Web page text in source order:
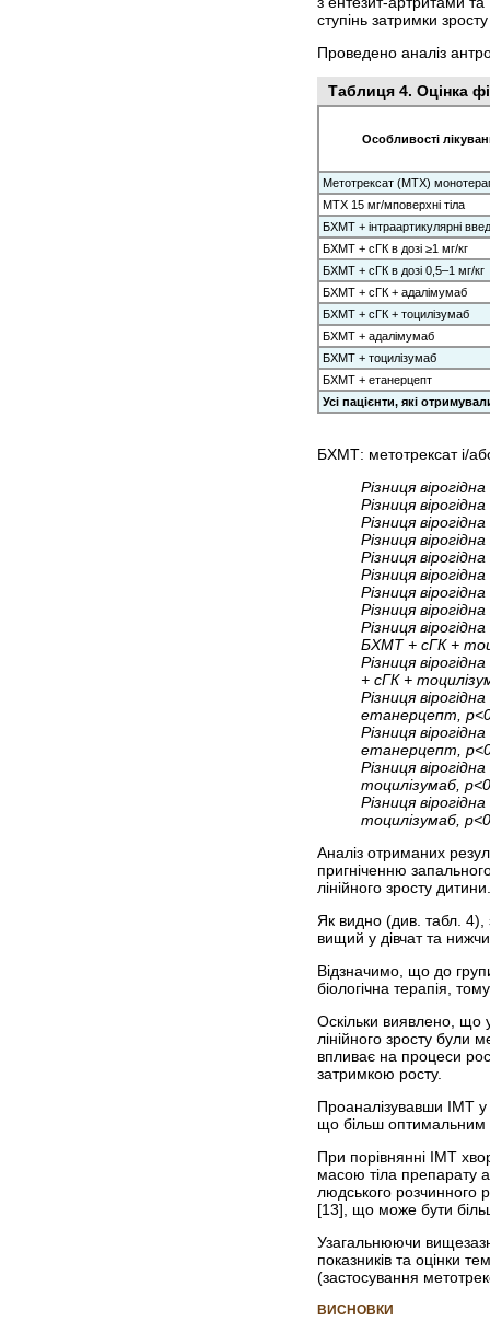
ступінь затримки
Проведено аналіз
Таблиця 4. Оцінка
Особливості
Метотрексат (МТХ)
МТХ 15 мг/мповерхні тіла
БХМТ + інтраартикулярні
БХМТ + сГК в дозі ≥1 мг/кг
БХМТ + сГК в дозі 0,5–1 мг/кг
БХМТ + сГК + адалімумаб
БХМТ + сГК + тоцилізумаб
БХМТ + адалімумаб
БХМТ + тоцилізумаб
БХМТ + етанерцепт
Усі пацієнти, які
БХМТ: метотрексат і/
Різниця
Різниця
Різниця
Різниця
Різниця
Різниця
Різниця
Різниця
Різниця
БХМТ + сГК +
Різниця
+ сГК +
Різниця
етанерцепт,
Різниця
етанерцепт,
Різниця
тоцилізумаб,
Різниця
тоцилізумаб,
Аналіз отриманих
пригніченню
лінійного зросту дитини.
Як видно (див. табл.
вищий у дівчат та
Відзначимо, що до
біо­логічна терапія,
Оскільки виявлено, що
лінійного зросту були
впливає на процеси
затримкою росту.
Проаналізувавши ІМТ
що більш оптимальним
При порівнянні ІМТ
масою тіла препарату
людського
[13], що може бути
Узагальнюючи
показників та оцінки
(застосування
ВИСНОВКИ